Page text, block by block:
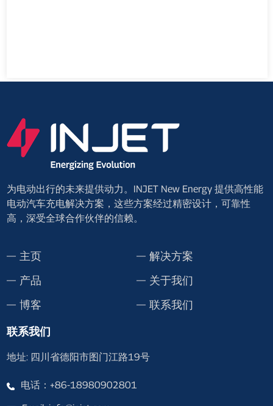
为电动出行的未来提供动力。INJET New Energy 提供高性能
电动汽车充电解决方案，这些方案经过精密设计，可靠性
高，深受全球合作伙伴的信赖。
主页
解决方案
产品
关于我们
博客
联系我们
联系我们
地址: 四川省德阳市图门江路19号
电话：+86-18980902801